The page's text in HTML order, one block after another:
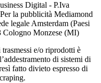
Digital - P.Iva
la pubblicità Mediamond
legale Amsterdam (Paesi
Cologno Monzese (MI)
e/o riprodotti è
di sistemi di
fatto divieto espresso di